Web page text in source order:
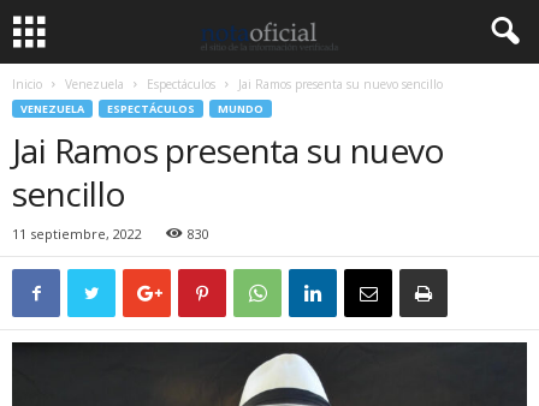
Inicio Venezuela Espectáculos Jai Ramos presenta su nuevo sencillo
VENEZUELA ESPECTÁCULOS MUNDO
Jai Ramos presenta su nuevo
sencillo
11 septiembre, 2022 830